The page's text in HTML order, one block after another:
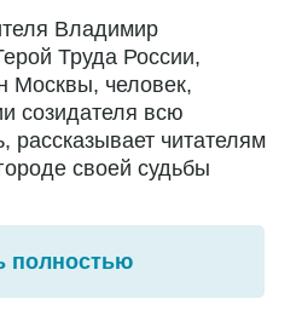
Владимир
Труда России,
Москвы, человек,
созидателя всю
рассказывает читателям
своей судьбы
полностью